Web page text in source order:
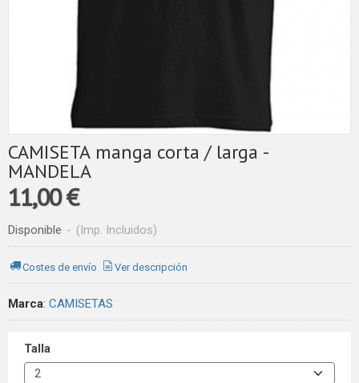
CAMISETA manga corta / larga -
MANDELA
11,00 €
Disponible - (Imp. Incluidos)
Costes de envío Ver descripción
Marca: CAMISETAS
Talla